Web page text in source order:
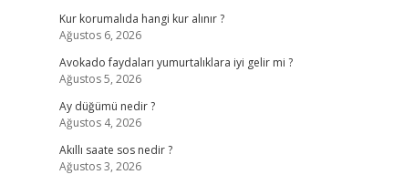
Kur korumalıda hangi kur alınır ?
Ağustos 6, 2026
Avokado faydaları yumurtalıklara iyi gelir mi ?
Ağustos 5, 2026
Ay düğümü nedir ?
Ağustos 4, 2026
Akıllı saate sos nedir ?
Ağustos 3, 2026